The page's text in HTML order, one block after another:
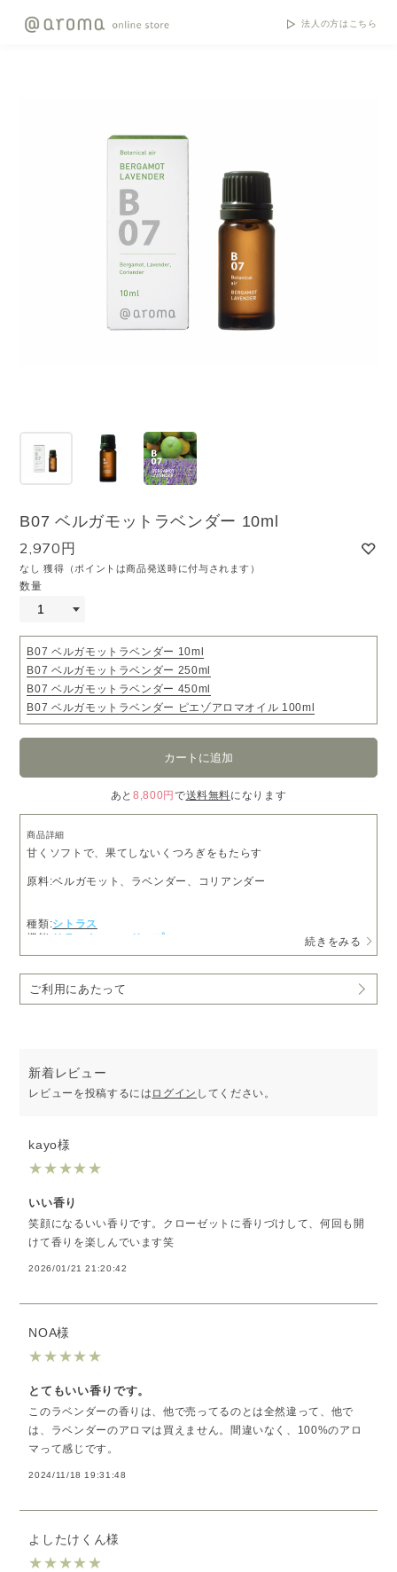
法人の方はこちら
B07 ベルガモットラベンダー 10ml
2,970円
なし 獲得（ポイントは商品発送時に付与されます）
数量
B07 ベルガモットラベンダー 10ml
B07 ベルガモットラベンダー 250ml
B07 ベルガモットラベンダー 450ml
B07 ベルガモットラベンダー ピエゾアロマオイル 100ml
あと8,800円 で送料無料になります
商品詳細
甘くソフトで、果てしないくつろぎをもたらす
原料:ベルガモット、ラベンダー、コリアンダー
種類:シトラス
機能: リラックス スリープ 続きをみる
ご利用にあたって
新着レビュー
レビューを投稿するには ログイン してください。
kayo様
★★★★★
いい香り
笑顔になるいい香りです。クローゼットに香りづけして、何回も開
けて香りを楽しんでいます笑
2026/01/21 21:20:42
NOA様
★★★★★
とてもいい香りです。
このラベンダーの香りは、他で売ってるのとは全然違って、他で
は、ラベンダーのアロマは買えません。間違いなく、100%のアロ
マって感じです。
2024/11/18 19:31:48
よしたけくん様
★★★★★